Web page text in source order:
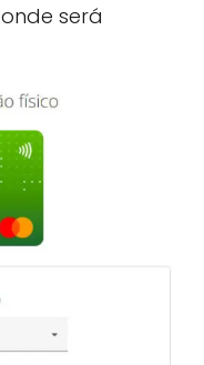
será